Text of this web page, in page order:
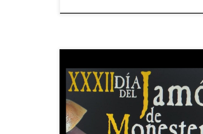
Día del Jamón de Monesterio